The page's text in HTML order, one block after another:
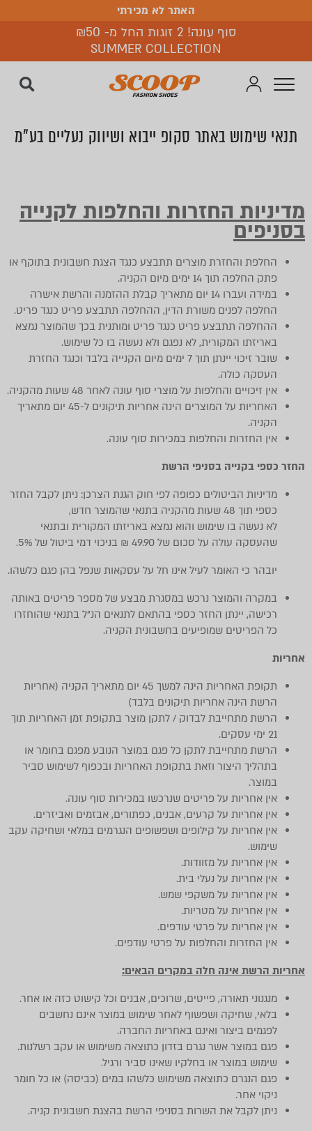
האתר לא מכירתי
האתר לא מכירתי
סוף עונה! 2 זוגות החל מ- ₪50
SUMMER COLLECTION
תנאי שימוש באתר סקופ ייבוא ושיווק נעליים בע"מ
מדיניות החזרות והחלפות לקנייה
בסניפים
החלפת והחזרת מוצרים תתבצע כנגד הצגת חשבונית בתוקף או
פתק החלפה תוך 14 ימים מיום הקניה.
במידה ועברו 14 יום מתאריך קבלת ההזמנה והרשת אישרה
החלפה לפנים משורת הדין, ההחלפה תתבצע פריט כנגד פריט.
ההחלפה תתבצע פריט כנגד פריט ומותנית בכך שהמוצר נמצא
באריזתו המקורית, לא נפגם ולא נעשה בו כל שימוש.
שובר זיכוי יינתן תוך 7 ימים מיום הקנייה בלבד וכנגד החזרת
העסקה כולה.
אין זיכויים והחלפות על מוצרי סוף עונה לאחר 48 שעות מהקניה.
האחריות על המוצרים הינה אחריות תיקונים ל-45 יום מתאריך
הקניה.
אין החזרות והחלפות במכירות סוף עונה.
החזר כספי בקנייה בסניפי הרשת
מדיניות הביטולים כפופה לפי חוק הגנת הצרכן: ניתן לקבל החזר
כספי תוך 48 שעות מהקניה בתנאי שהמוצר חדש,
לא נעשה בו שימוש והוא נמצא באריזתו המקורית ובתנאי
שהעסקה עולה על סכום של 49.90 ₪ בניכוי דמי ביטול של 5%.
יובהר כי האומר לעיל אינו חל על עסקאות שנפל בהן פגם כלשהו.
במקרה והמוצר נרכש במסגרת מבצע של מספר פריטים באותה
רכישה, יינתן החזר כספי בהתאם לתנאים הנ”ל בתנאי שהוחזרו
כל הפריטים שמופיעים בחשבונית הקניה.
אחריות
תקופת האחריות הינה למשך 45 יום מתאריך הקניה (אחריות
הרשת הינה אחריות תיקונים בלבד)
הרשת מתחייבת לבדוק / לתקן מוצר בתקופת זמן האחריות תוך
21 ימי עסקים.
הרשת מתחייבת לתקן כל פגם במוצר הנובע מפגם בחומר או
בתהליך היצור וזאת בתקופת האחריות ובכפוף לשימוש סביר
במוצר.
אין אחריות על פריטים שנרכשו במכירות סוף עונה.
אין אחריות על קרעים, אבנים, כפתורים, אבזמים ואביזרים.
אין אחריות על קילופים ושפשופים הנגרמים במלאי ושחיקה עקב
שימוש.
אין אחריות על מזוודות.
אין אחריות על נעלי בית.
אין אחריות על משקפי שמש.
אין אחריות על מטריות.
אין אחריות על פרטי עודפים.
אין החזרות והחלפות על פרטי עודפים.
אחריות הרשת אינה חלה במקרים הבאים:
מנגנוני תאורה, פייטים, שרוכים, אבנים וכל קישוט כזה או אחר.
בלאי, שחיקה ושפשוף לאחר שימוש במוצר אינם נחשבים
לפגמים ביצור ואינם באחריות החברה.
פגם במוצר אשר נגרם בזדון כתוצאה משימוש או עקב רשלנות.
שימוש במוצר או בחלקיו שאינו סביר ורגיל.
פגם הנגרם כתוצאה משימוש כלשהו במים (כביסה) או כל חומר
ניקוי אחר.
ניתן לקבל את השרות בסניפי הרשת בהצגת חשבונית קניה.